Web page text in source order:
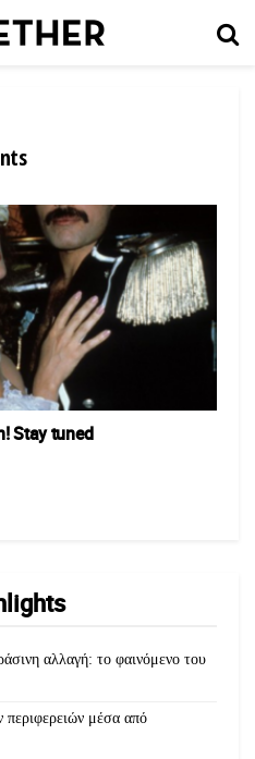
Stay tuned
αλλαγή: το φαινόμενο του
μέσα από